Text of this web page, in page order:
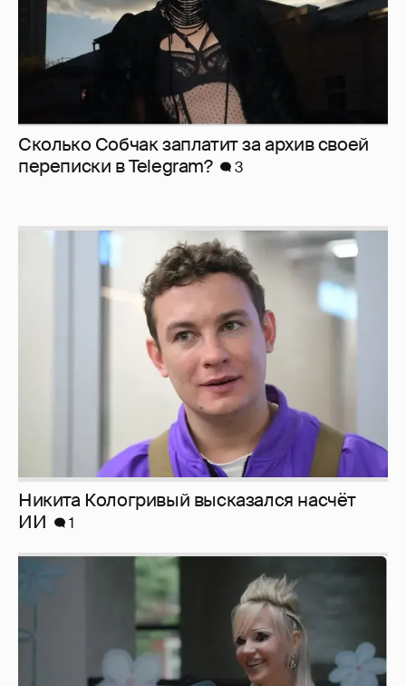
Сколько Собчак заплатит за архив своей
перeписки в Telegram?
3
Никита Кологривый высказался насчёт
ИИ
1